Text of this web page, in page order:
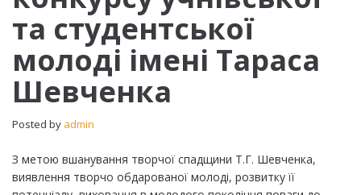
та
студентської
молоді
та студентської
молоді імені Тараса
Шевченка
Posted by admin
З метою вшанування творчої спадщини Т.Г. Шевченка,
виявлення творчо обдарованої молоді, розвитку її